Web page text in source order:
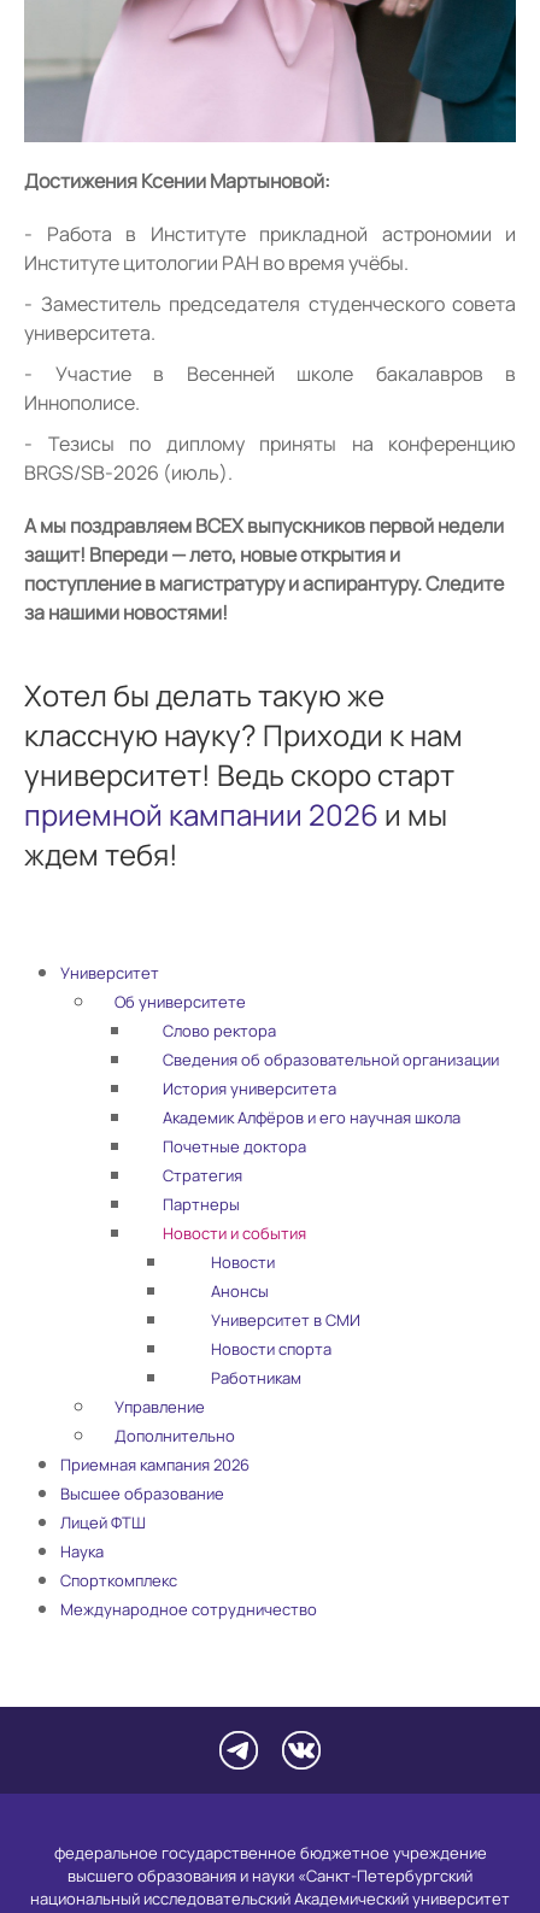
Достижения Ксении Мартыновой:
Работа в Институте прикладной астрономии и
Институте цитологии РАН во время учёбы.
Заместитель председателя студенческого совета
университета.
Участие в Весенней школе бакалавров в
Иннополисе.
Тезисы по диплому приняты на конференцию
BRGS/SB-2026 (июль).
А мы поздравляем ВСЕХ выпускников первой недели
защит! Впереди — лето, новые открытия и
поступление в магистратуру и аспирантуру. Следите
за нашими новостями!
Хотел бы делать такую же
классную науку? Приходи к нам
университет! Ведь скоро старт
приемной кампании 2026 и мы
ждем тебя!
Университет
Об университете
Слово ректора
Сведения об образовательной организации
История университета
Академик Алфёров и его научная школа
Почетные доктора
Стратегия
Партнеры
Новости и события
Новости
Анонсы
Университет в СМИ
Новости спорта
Работникам
Управление
Дополнительно
Приемная кампания 2026
Высшее образование
Лицей ФТШ
Наука
Спорткомплекс
Международное сотрудничество
федеральное государственное бюджетное учреждение
высшего образования и науки «Санкт-Петербургский
национальный исследовательский Академический университет